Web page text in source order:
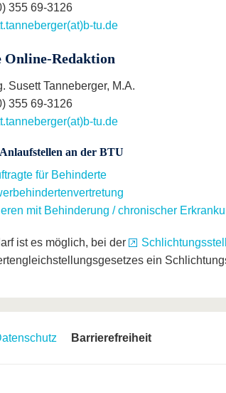
355 69-3126
tu.de
Online-Redaktion
Susett Tanneberger, M.A.
355 69-3126
tu.de
an der BTU
für Behinderte
mit Behinderung / chronischer
ist es möglich, bei der
ein
Barrierefreiheit